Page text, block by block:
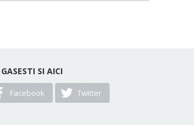
SI AICI
Facebook Twitter